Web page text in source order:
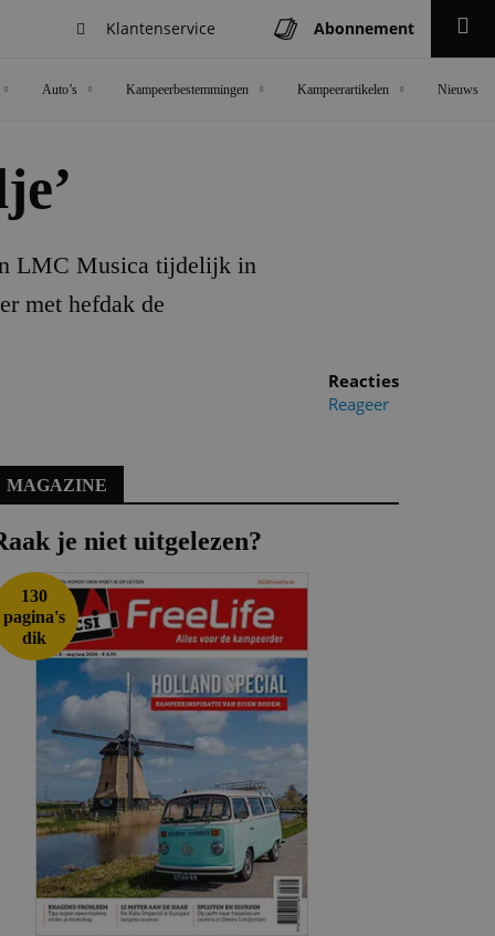
Klantenservice Abonnement
Auto’s Kampeerbestemmingen Kampeerartikelen Nieuws
LMC Musica tijdelijk in
met hefdak de
Reacties
Reageer
MAGAZINE
je niet uitgelezen?
130
pagina's
dik